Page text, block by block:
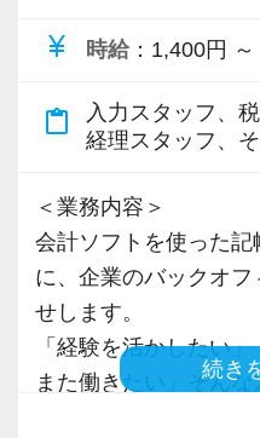
currency_yen 時給 ：1,400円
content_paste
入力スタッフ、
経理スタッフ、
＜業務内容＞
会計ソフトを使った
に、企業のバックオ
せします。
「経験を活かしたい
また働きたい」そんな
続き